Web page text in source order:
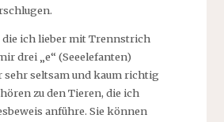
die ich lieber mit Trennstrich
drei „e“ (Seeelefanten)
seltsam und kaum richtig
zu den Tieren, die ich
anführe. Sie können